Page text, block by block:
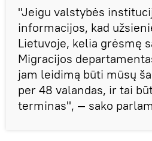
"Jeigu valstybės
informacijos, kad
Lietuvoje, kelia grėsmę
Migracijos
jam leidimą būti mūsų
per 48 valandas, ir tai
terminas", — sako